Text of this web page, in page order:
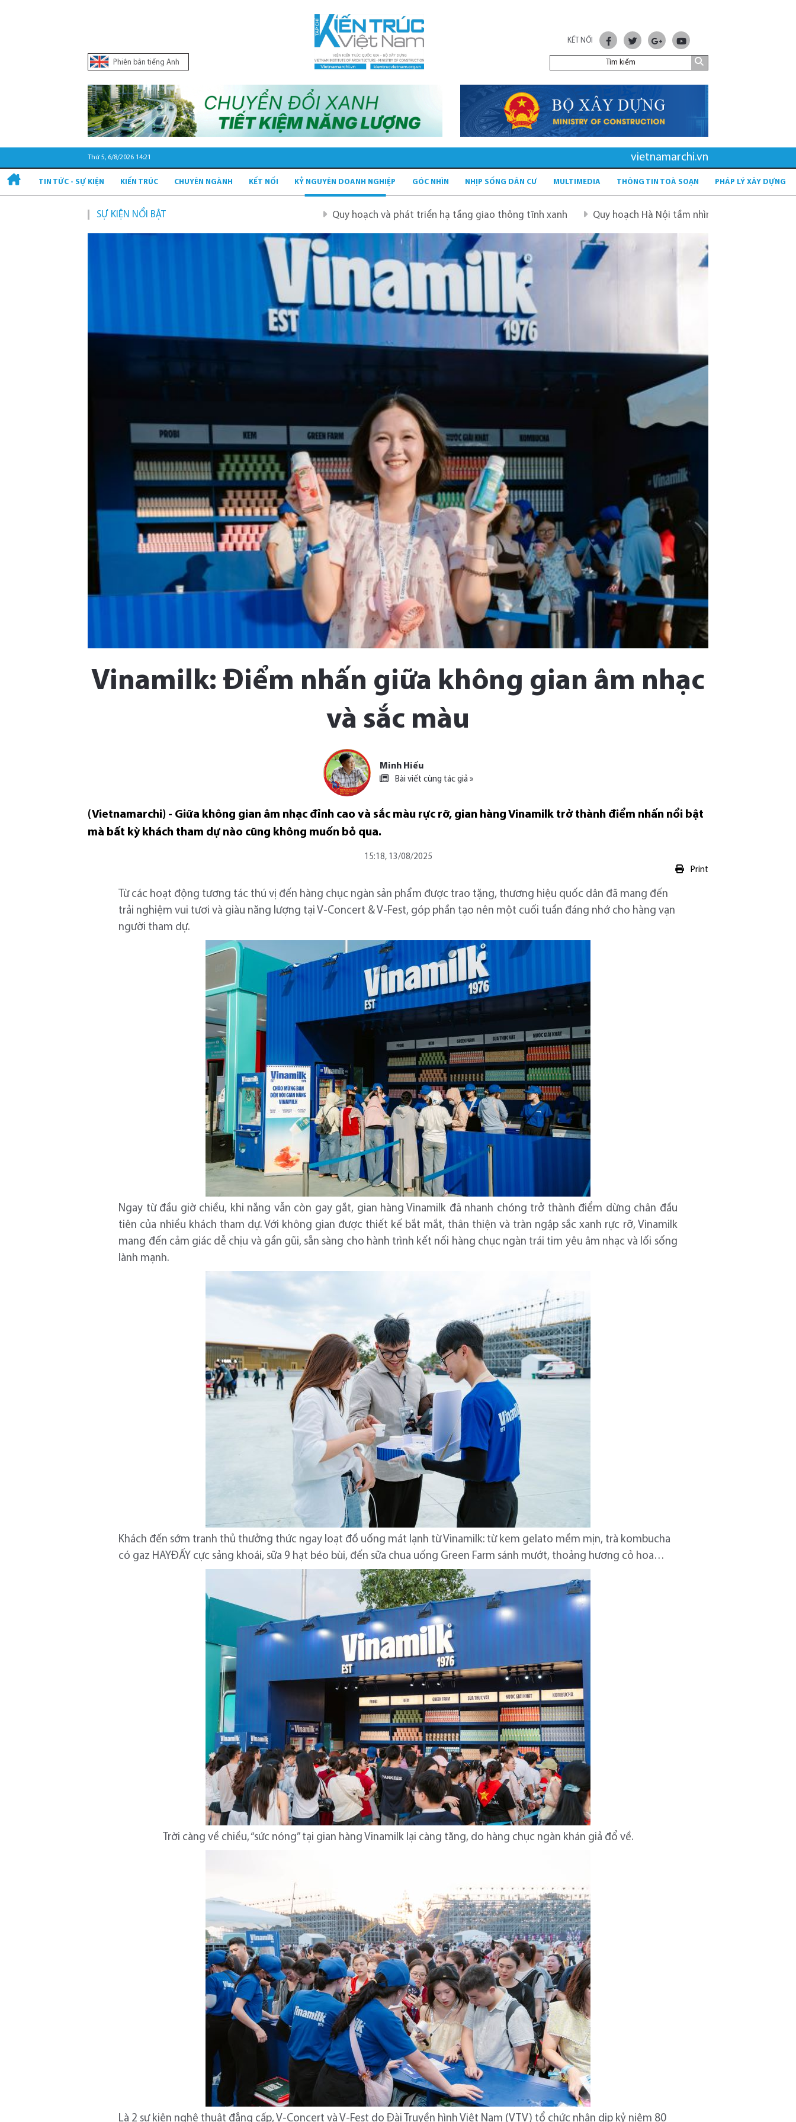
Phiên bản tiếng Anh
KẾT NỐI
Thứ 5, 6/8/2026 14:21 vietnamarchi.vn
TIN TỨC - SỰ KIỆN KIẾN TRÚC CHUYÊN NGÀNH KẾT NỐI KỶ NGUYÊN DOANH NGHIỆP GÓC NHÌN NHỊP SỐNG DÂN CƯ MULTIMEDIA THÔNG TIN TOÀ SOẠN PHÁP LÝ XÂY DỰNG
SỰ KIỆN NỔI BẬT Quy hoạch và phát triển hạ tầng giao thông tĩnh xanh Quy hoạch Hà Nội tầm nhìn 100 năm Quy hoạch mới sau
Vinamilk: Điểm nhấn giữa không gian âm nhạc
và sắc màu
Minh Hiếu
Bài viết cùng tác giả »
(Vietnamarchi) - Giữa không gian âm nhạc đỉnh cao và sắc màu rực rỡ, gian hàng Vinamilk trở thành điểm nhấn nổi bật
mà bất kỳ khách tham dự nào cũng không muốn bỏ qua.
15:18, 13/08/2025
Print
Từ các hoạt động tương tác thú vị đến hàng chục ngàn sản phẩm được trao tặng, thương hiệu quốc dân đã mang đến
trải nghiệm vui tươi và giàu năng lượng tại V-Concert & V-Fest, góp phần tạo nên một cuối tuần đáng nhớ cho hàng vạn
người tham dự.
Ngay từ đầu giờ chiều, khi nắng vẫn còn gay gắt, gian hàng Vinamilk đã nhanh chóng trở thành điểm dừng chân đầu
tiên của nhiều khách tham dự. Với không gian được thiết kế bắt mắt, thân thiện và tràn ngập sắc xanh rực rỡ, Vinamilk
mang đến cảm giác dễ chịu và gần gũi, sẵn sàng cho hành trình kết nối hàng chục ngàn trái tim yêu âm nhạc và lối sống
lành mạnh.
Khách đến sớm tranh thủ thưởng thức ngay loạt đồ uống mát lạnh từ Vinamilk: từ kem gelato mềm mịn, trà kombucha
có gaz HAYĐẤY cực sảng khoái, sữa 9 hạt béo bùi, đến sữa chua uống Green Farm sánh mướt, thoảng hương cỏ hoa…
Trời càng về chiều, “sức nóng” tại gian hàng Vinamilk lại càng tăng, do hàng chục ngàn khán giả đổ về.
Là 2 sự kiện nghệ thuật đẳng cấp, V-Concert và V-Fest do Đài Truyền hình Việt Nam (VTV) tổ chức nhân dịp kỷ niệm 80